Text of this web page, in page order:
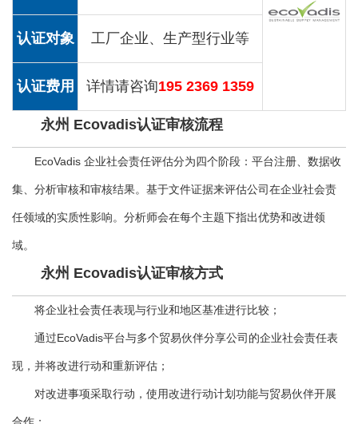
认证对象 工厂企业、生产型行业等
认证费用 详情请咨询195 2369 1359
永州 Ecovadis认证审核流程
EcoVadis 企业社会责任评估分为四个阶段：平台注册、数据收
集、分析审核和审核结果。基于文件证据来评估公司在企业社会责
任领域的实质性影响。分析师会在每个主题下指出优势和改进领
域。
永州 Ecovadis认证审核方式
将企业社会责任表现与行业和地区基准进行比较；
通过EcoVadis平台与多个贸易伙伴分享公司的企业社会责任表
现，并将改进行动和重新评估；
对改进事项采取行动，使用改进行动计划功能与贸易伙伴开展